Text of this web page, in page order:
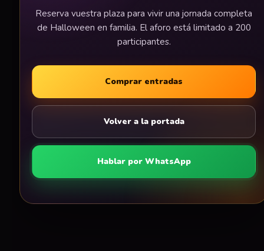
Reserva vuestra plaza para vivir una jornada completa
de Halloween en familia. El aforo está limitado a 200
participantes.
Comprar entradas
Volver a la portada
Hablar por WhatsApp